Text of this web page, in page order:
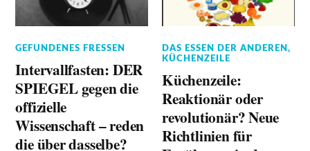
GEFUNDENES FRESSEN
Intervallfasten: DER
SPIEGEL gegen die
offizielle
Wissenschaft – reden
die über dasselbe?
DAS ESSEN DER ANDEREN,
KÜCHENZEILE
Küchenzeile:
Reaktionär oder
revolutionär? Neue
Richtlinien für